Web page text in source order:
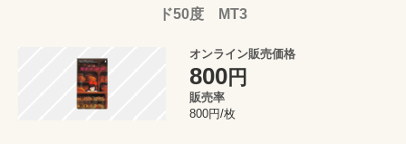
ド50度 MT3
オンライン販売価格
800円
販売率
800円/枚